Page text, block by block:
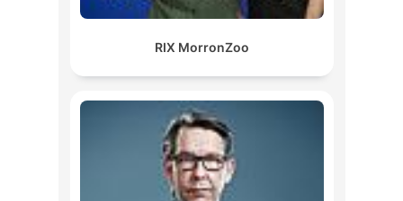
RIX MorronZoo